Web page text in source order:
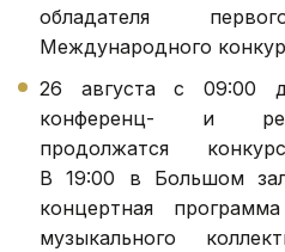
обладателя
Международного
26 августа с 09:00
конференц- и
продолжатся
В 19:00 в Большом
концертная
музыкального